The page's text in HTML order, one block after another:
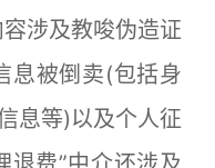
涉及教唆伪造证
息被倒卖(包括身
息等)以及个人征